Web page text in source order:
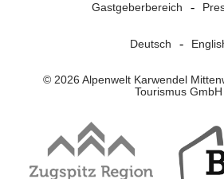
Gastgeberbereich
Deutsch
© 2026 Alpenwelt Karwendel
Tourismus GmbH